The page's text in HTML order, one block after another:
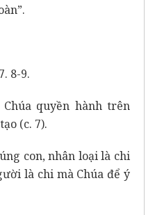
8-9.
quyền hành trên
(c. 7).
con, nhân loại là chi
là chi mà Chúa để ý